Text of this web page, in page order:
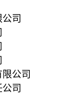
司
公司
司